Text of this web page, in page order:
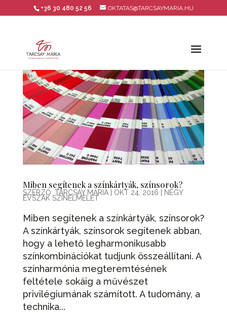
+36 30 480 52 56 OKTATAS@TARCSAYMARIA.HU
Miben segítenek a színkártyák, színsorok?
SZERZŐ: TARCSAY MÁRIA| OKT 24, 2016 NÉGY
ÉVSZAK SZÍNELMÉLET
Miben segítenek a színkártyák, színsorok?
A színkártyák, színsorok segítenek abban,
hogy a lehető legharmonikusabb
színkombinációkat tudjunk összeállítani. A
színharmónia megteremtésének
feltétele sokáig a művészet
privilégiumának számított. A tudomány, a
technika...